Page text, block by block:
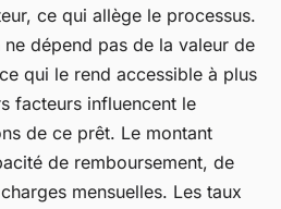
ce qui allège le processus.
dépend pas de la valeur de
qui le rend accessible à plus
facteurs influencent le
de ce prêt. Le montant
de remboursement, de
mensuelles. Les taux